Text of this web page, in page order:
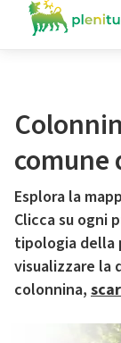
comune
Esplora la
Clicca su ogni
tipologia della
visualizzare la
colonnina,